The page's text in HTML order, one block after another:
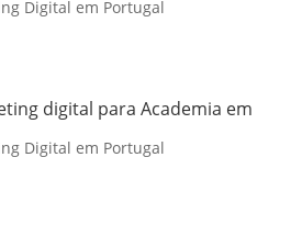
Digital em Portugal
digital para Academia em
Digital em Portugal